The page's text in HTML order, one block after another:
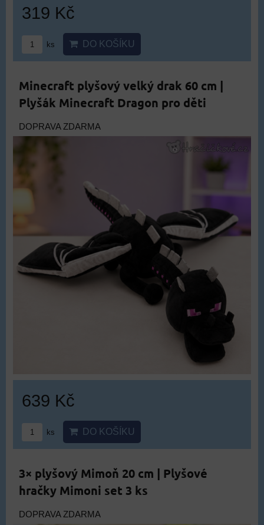
319 Kč
ks DO KOŠÍKU
Minecraft plyšový velký drak 60 cm |
Plyšák Minecraft Dragon pro děti
DOPRAVA ZDARMA
639 Kč
ks DO KOŠÍKU
3× plyšový Mimoň 20 cm | Plyšové
hračky Mimoni set 3 ks
DOPRAVA ZDARMA